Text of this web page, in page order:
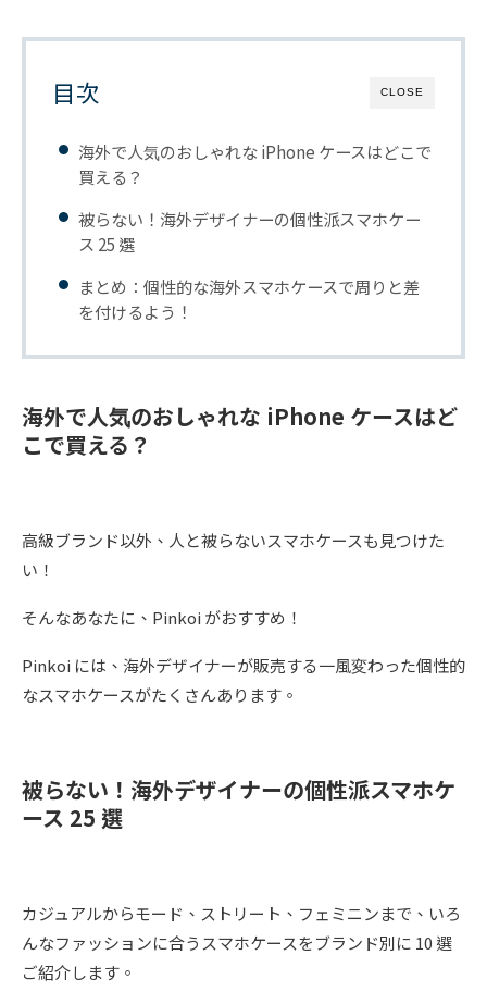
CLOSE
目次
海外で人気のおしゃれな iPhone ケースはどこで
買える？
被らない！海外デザイナーの個性派スマホケー
ス 25 選
まとめ：個性的な海外スマホケースで周りと差
を付けるよう！
海外で人気のおしゃれな iPhone ケースはど
こで買える？
高級ブランド以外、人と被らないスマホケースも見つけた
い！
そんなあなたに、Pinkoi がおすすめ！
Pinkoi には、海外デザイナーが販売する一風変わった個性的
なスマホケースがたくさんあります。
被らない！海外デザイナーの個性派スマホケ
ース 25 選
カジュアルからモード、ストリート、フェミニンまで、いろ
んなファッションに合うスマホケースをブランド別に 10 選
ご紹介します。